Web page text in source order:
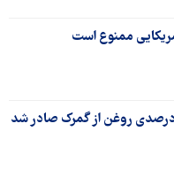
ممنوع است